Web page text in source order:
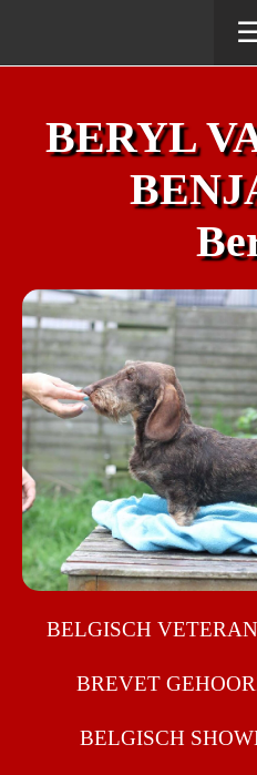
BERYL
BELGISCH
BREVET
BELGISCH